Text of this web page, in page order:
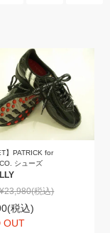
】PATRICK for
シューズ
(税込)
(税込)
OUT